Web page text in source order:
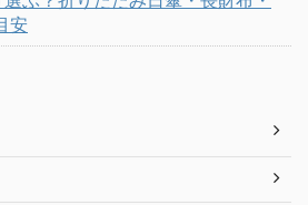
安